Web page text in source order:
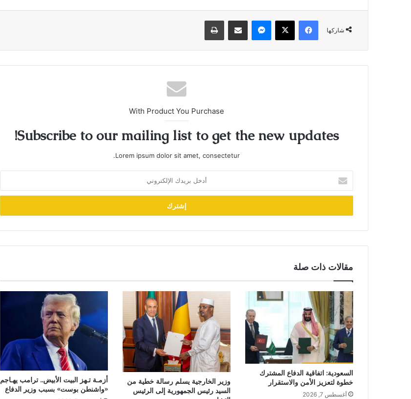
شاركها
فيسبوك X ماسنجر مشاركة عبر البريد طباعة
With Product You Purchase
Subscribe to our mailing list to get the new updates!
Lorem ipsum dolor sit amet, consectetur.
بريدك
الإلكتروني
مقالات ذات صلة
السعودية: اتفاقية الدفاع المشترك
خطوة لتعزيز الأمن والاستقرار
أغسطس 7, 2026
وزير الخارجية يسلم رسالة خطية من
السيد رئيس الجمهورية إلى الرئيس
أزمـة تـهز البيت الأبيض.. ترامب يهـاجم
«واشنطن بوست» بسبب وزير الدفاع